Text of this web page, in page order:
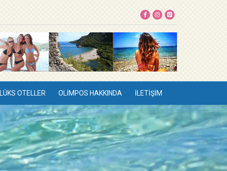
LÜKS OTELLER OLIMPOS HAKKINDA İLETIŞIM